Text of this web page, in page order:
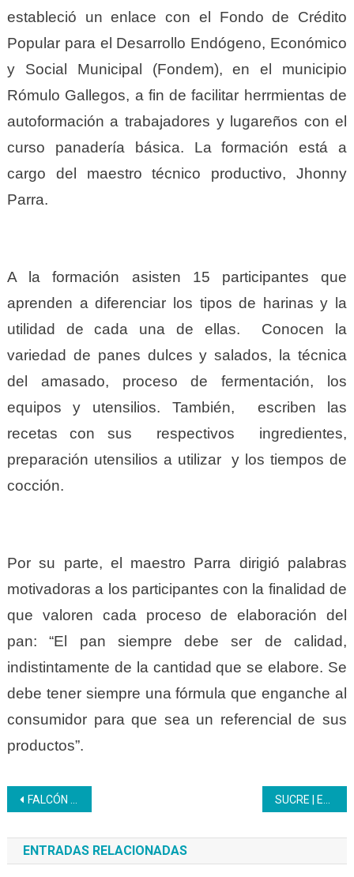
estableció un enlace con el Fondo de Crédito
Popular para el Desarrollo Endógeno, Económico
y Social Municipal (Fondem), en el municipio
Rómulo Gallegos, a fin de facilitar herrmientas de
autoformación a trabajadores y lugareños con el
curso panadería básica. La formación está a
cargo del maestro técnico productivo, Jhonny
Parra.
A la formación asisten 15 participantes que
aprenden a diferenciar los tipos de harinas y la
utilidad de cada una de ellas. Conocen la
variedad de panes dulces y salados, la técnica
del amasado, proceso de fermentación, los
equipos y utensilios. También, escriben las
recetas con sus respectivos ingredientes,
preparación utensilios a utilizar y los tiempos de
cocción.
Por su parte, el maestro Parra dirigió palabras
motivadoras a los participantes con la finalidad de
que valoren cada proceso de elaboración del
pan: “El pan siempre debe ser de calidad,
indistintamente de la cantidad que se elabore. Se
debe tener siempre una fórmula que enganche al
consumidor para que sea un referencial de sus
productos”.
Navegación
de
entradas
FALCÓN | 16 Participantes Inces en vinculación con la Uptag aprenden sobre Principios de Refrigeración
ENTRADAS RELACIONADAS